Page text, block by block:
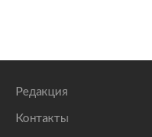
Редакция
Контакты